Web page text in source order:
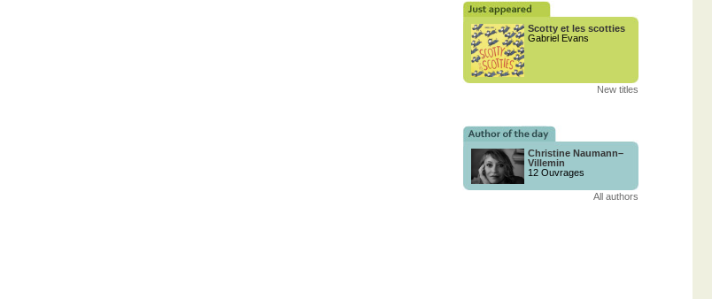
Scotty et les scotties
Gabriel Evans
New titles
Christine Naumann–
Villemin
12 Ouvrages
All authors